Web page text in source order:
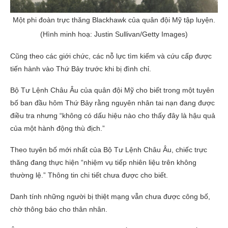
Một phi đoàn trực thăng Blackhawk của quân đội Mỹ tập luyện.
(Hình minh hoạ: Justin Sullivan/Getty Images)
Cũng theo các giới chức, các nỗ lực tìm kiếm và cứu cấp được
tiến hành vào Thứ Bảy trước khi bị đình chỉ.
Bộ Tư Lệnh Châu Âu của quân đội Mỹ cho biết trong một tuyên
bố ban đầu hôm Thứ Bảy rằng nguyên nhân tai nạn đang được
điều tra nhưng “không có dấu hiệu nào cho thấy đây là hậu quả
của một hành động thù địch.”
Theo tuyên bố mới nhất của Bộ Tư Lệnh Châu Âu, chiếc trực
thăng đang thực hiện “nhiệm vụ tiếp nhiên liệu trên không
thường lệ.” Thông tin chi tiết chưa được cho biết.
Danh tính những người bị thiệt mạng vẫn chưa được công bố,
chờ thông báo cho thân nhân.